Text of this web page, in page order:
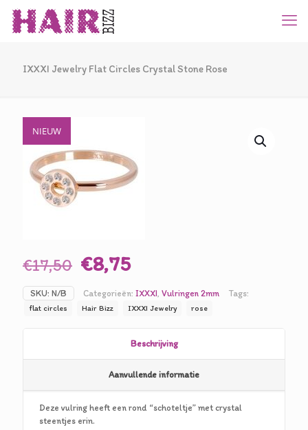
IXXXI Jewelry Flat Circles Crystal Stone Rose
NIEUW
€17,50 Oorspronkelijke
prijs
was:
€8,75Huidige
prijs
is:
SKU: N/B Categorieën: IXXXI, Vulringen 2mm Tags:
flat circles Hair Bizz IXXXI Jewelry rose
Beschrijving
Aanvullende informatie
Deze vulring heeft een rond “schoteltje” met crystal
steentjes erin.